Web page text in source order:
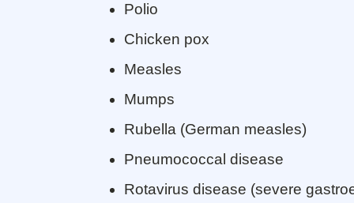
Polio
Chicken pox
Measles
Mumps
Rubella (German measles)
Pneumococcal disease
Rotavirus disease (severe